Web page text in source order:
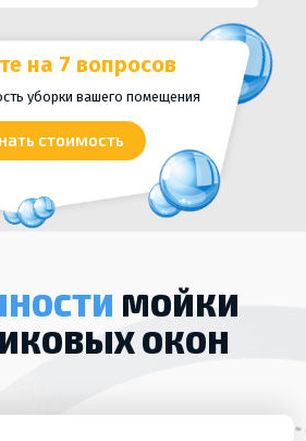
на 7 вопросов
уборки вашего помещения
стоимость
МОЙКИ
ОКОН